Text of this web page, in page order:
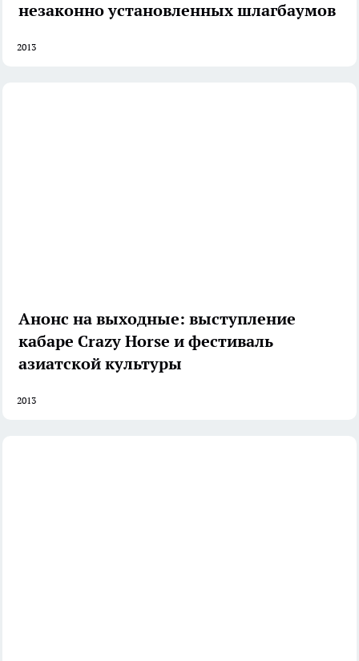
незаконно установленных шлагбаумов
2013
Анонс на выходные: выступление
кабаре Crazy Horse и фестиваль
азиатской культуры
2013